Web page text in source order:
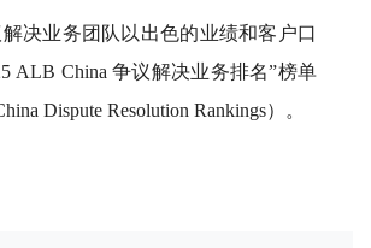
决业务团队以出色的业绩和客户口
ALB China争议解决业务排名”榜单
Dispute Resolution Rankings）。